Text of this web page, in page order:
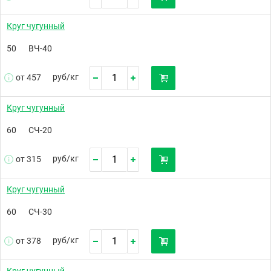
Круг чугунный
50 ВЧ-40
от 457 руб/кг
Круг чугунный
60 СЧ-20
от 315 руб/кг
Круг чугунный
60 СЧ-30
от 378 руб/кг